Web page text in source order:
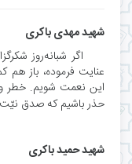
شهید مهدی باکری
اگر شبانه‌روز
عنایت فرموده، باز
این نعمت شویم. خطر
حذر باشیم که صدق نیّت
شهید حمید باکری